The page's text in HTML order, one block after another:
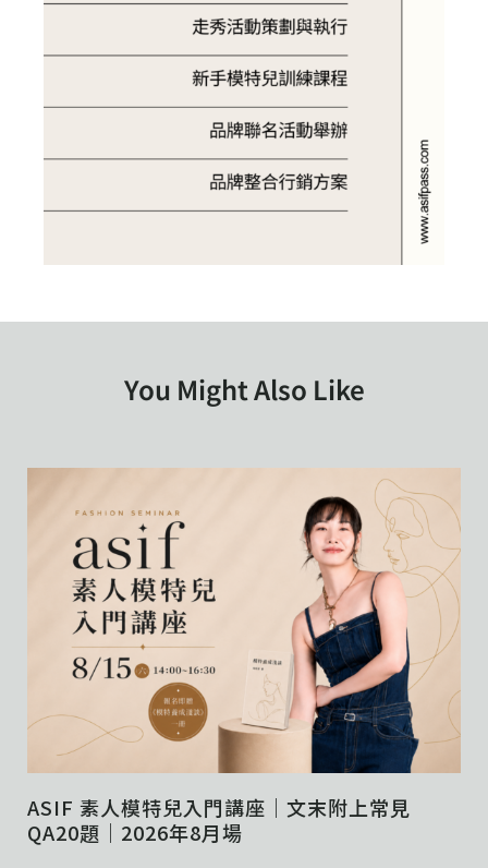
You Might Also Like
ASIF 素人模特兒入門講座｜文末附上常見
QA20題｜2026年8月場